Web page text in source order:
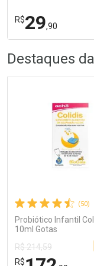
R$29,90
Laboratório
Comprar sem
Por R$ 29,90/cada
Por Menos
Comprar sem
Por R$ 29,90/cada
Destaques
(50)
Probiótico Infantil
10ml Gotas
R$ 214,59
R$